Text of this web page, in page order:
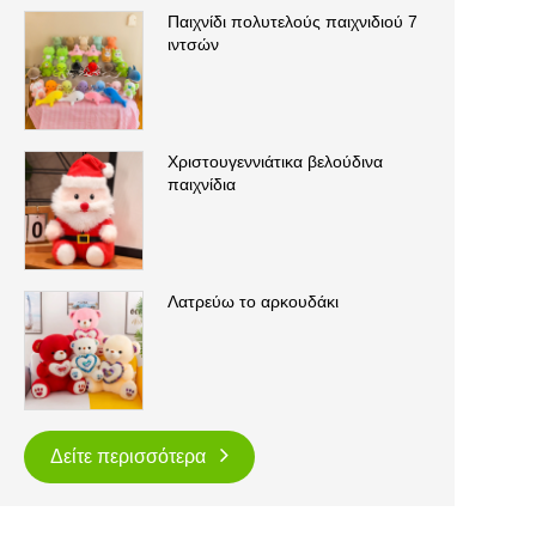
Παιχνίδι πολυτελούς παιχνιδιού 7
ιντσών
Χριστουγεννιάτικα βελούδινα
παιχνίδια
Λατρεύω το αρκουδάκι
Δείτε περισσότερα